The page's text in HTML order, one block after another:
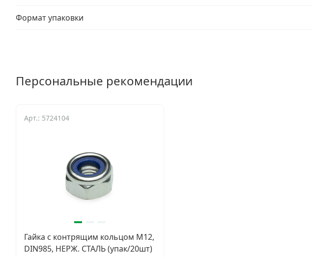
Формат упаковки
Персональные рекомендации
Арт.: 5724104
Гайка с контрящим кольцом М12,
DIN985, НЕРЖ. СТАЛЬ (упак/20шт)